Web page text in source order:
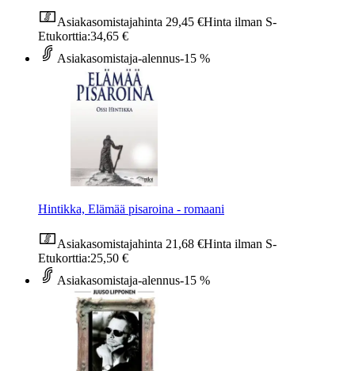
Asiakasomistajahinta 29,45 €Hinta ilman S-
Etukorttia:34,65 €
Asiakasomistaja-alennus-15 %
Hintikka, Elämää pisaroina - romaani
Asiakasomistajahinta 21,68 €Hinta ilman S-
Etukorttia:25,50 €
Asiakasomistaja-alennus-15 %